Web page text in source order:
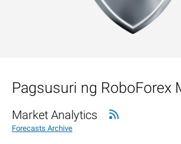
Pagsusuri ng RoboForex
Market Analytics
Forecasts Archive